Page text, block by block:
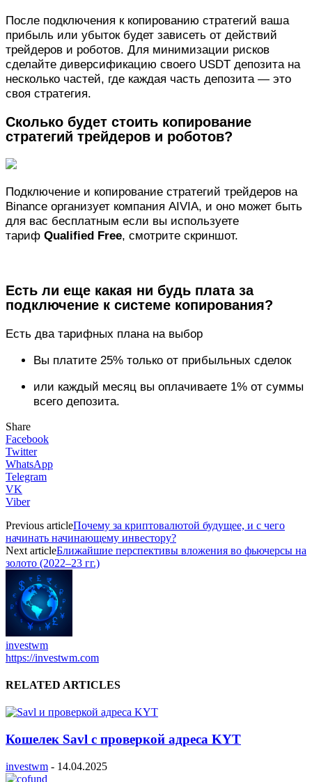
После подключения к копированию стратегий ваша
прибыль или убыток будет зависеть от действий
трейдеров и роботов. Для минимизации рисков
сделайте диверсификацию своего USDT депозита на
несколько частей, где каждая часть депозита — это
своя стратегия.
Сколько будет стоить копирование
стратегий трейдеров и роботов?
Подключение и копирование стратегий трейдеров на
Binance организует компания AIVIA, и оно может быть
для вас бесплатным если вы используете
тариф Qualified Free, смотрите скриншот.
Есть ли еще какая ни будь плата за
подключение к системе копирования?
Есть два тарифных плана на выбор
Вы платите 25% только от прибыльных сделок
или каждый месяц вы оплачиваете 1% от суммы
всего депозита.
Share
Facebook
Twitter
WhatsApp
Telegram
VK
Viber
Previous articleПочему за криптовалютой будущее, и с чего
начинать начинающему инвестору?
Next articleБлижайшие перспективы вложения во фьючерсы на
золото (2022–23 гг.)
investwm
https://investwm.com
RELATED ARTICLES
Кошелек Savl с проверкой адреса KYT
investwm - 14.04.2025